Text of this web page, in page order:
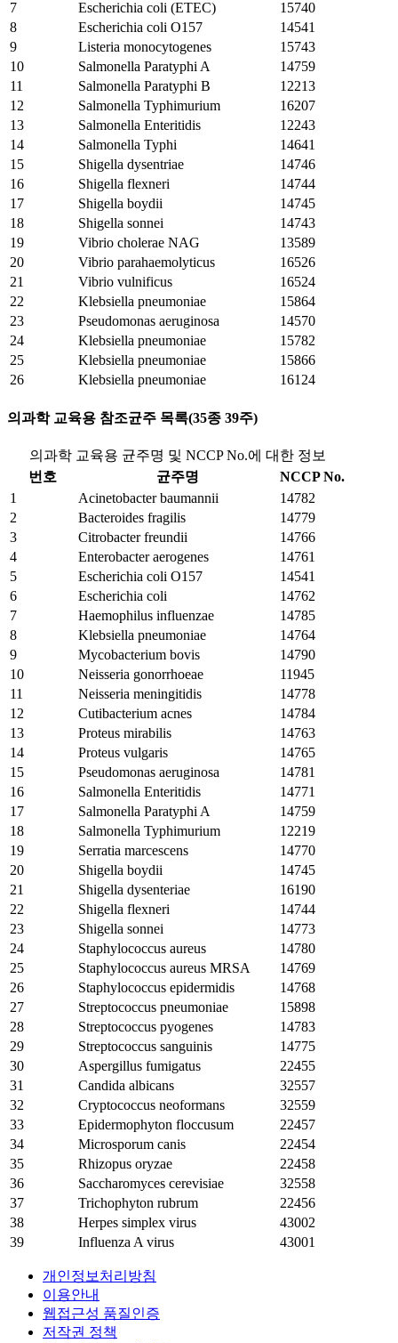
7 Escherichia coli (ETEC)
15740
8
Escherichia coli O157
14541
9
Listeria monocytogenes
15743
10
Salmonella Paratyphi A
14759
11
Salmonella Paratyphi B
12213
12
Salmonella Typhimurium
16207
13
Salmonella Enteritidis
12243
14
Salmonella Typhi
14641
15
Shigella dysentriae
14746
16
Shigella flexneri
14744
17
Shigella boydii
14745
18
Shigella sonnei
14743
19
Vibrio cholerae NAG
13589
20
Vibrio parahaemolyticus
16526
21
Vibrio vulnificus
16524
22
Klebsiella pneumoniae
15864
23
Pseudomonas aeruginosa
14570
24
Klebsiella pneumoniae
15782
25
Klebsiella pneumoniae
15866
26
Klebsiella pneumoniae 16124
의과학 교육용 참조균주 목록(35종 39주)
의과학 교육용 균주명 및 NCCP No.에 대한 정보
번호
균주명
NCCP No.
1
Acinetobacter baumannii
14782
2
Bacteroides fragilis
14779
3
Citrobacter freundii
14766
4
Enterobacter aerogenes
14761
5
Escherichia coli O157
14541
6
Escherichia coli
14762
7
Haemophilus influenzae
14785
8
Klebsiella pneumoniae
14764
9
Mycobacterium bovis
14790
10
Neisseria gonorrhoeae
11945
11
Neisseria meningitidis
14778
12
Cutibacterium acnes
14784
13
Proteus mirabilis
14763
14
Proteus vulgaris
14765
15
Pseudomonas aeruginosa
14781
16
Salmonella Enteritidis
14771
17
Salmonella Paratyphi A
14759
18
Salmonella Typhimurium
12219
19
Serratia marcescens
14770
20
Shigella boydii
14745
21
Shigella dysenteriae
16190
22
Shigella flexneri
14744
23
Shigella sonnei
14773
24
Staphylococcus aureus
14780
25
Staphylococcus aureus MRSA
14769
26
Staphylococcus epidermidis
14768
27
Streptococcus pneumoniae
15898
28
Streptococcus pyogenes
14783
29
Streptococcus sanguinis
14775
30
Aspergillus fumigatus
22455
31
Candida albicans
32557
32
Cryptococcus neoformans
32559
33
Epidermophyton floccusum
22457
34
Microsporum canis
22454
35
Rhizopus oryzae
22458
36
Saccharomyces cerevisiae
32558
37
Trichophyton rubrum
22456
38
Herpes simplex virus
43002
39
Influenza A virus 43001
개인정보처리방침
이용안내
웹접근성 품질인증
저작권 정책